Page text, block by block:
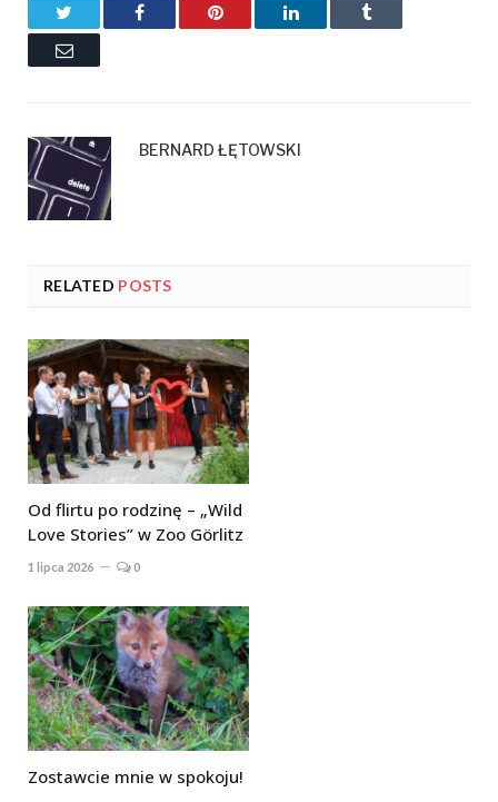
TwitterFacebookPinterestLinkedInTumblr
Email
BERNARD ŁĘTOWSKI
RELATED POSTS
Od flirtu po rodzinę – „Wild
Love Stories” w Zoo Görlitz
1 lipca 2026 0
Zostawcie mnie w spokoju!